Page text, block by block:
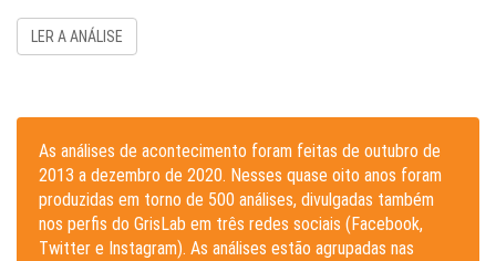
LER A ANÁLISE
As análises de acontecimento foram feitas de outubro de
2013 a dezembro de 2020. Nesses quase oito anos foram
produzidas em torno de 500 análises, divulgadas também
nos perfis do GrisLab em três redes sociais (Facebook,
Twitter e Instagram). As análises estão agrupadas nas